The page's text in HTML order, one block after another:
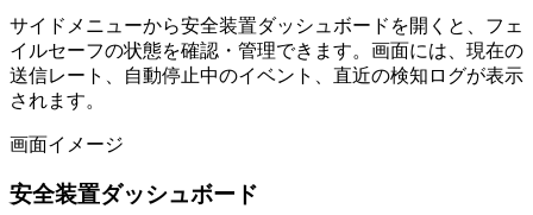
サイドメニューから安全装置ダッシュボードを開くと、フェ
イルセーフの状態を確認・管理できます。画面には、現在の
送信レート、自動停止中のイベント、直近の検知ログが表示
されます。
画面イメージ
安全装置ダッシュボード